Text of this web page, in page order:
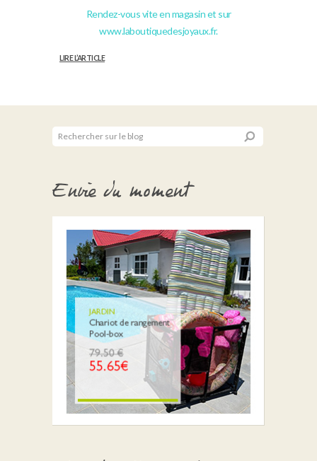
Rendez-vous vite en magasin et sur
www.laboutiquedesjoyaux.fr.
LIRE L’ARTICLE
Envie du moment